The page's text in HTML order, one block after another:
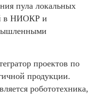
пула локальных
в НИОКР и
проектов по
продукции.
робототехника,